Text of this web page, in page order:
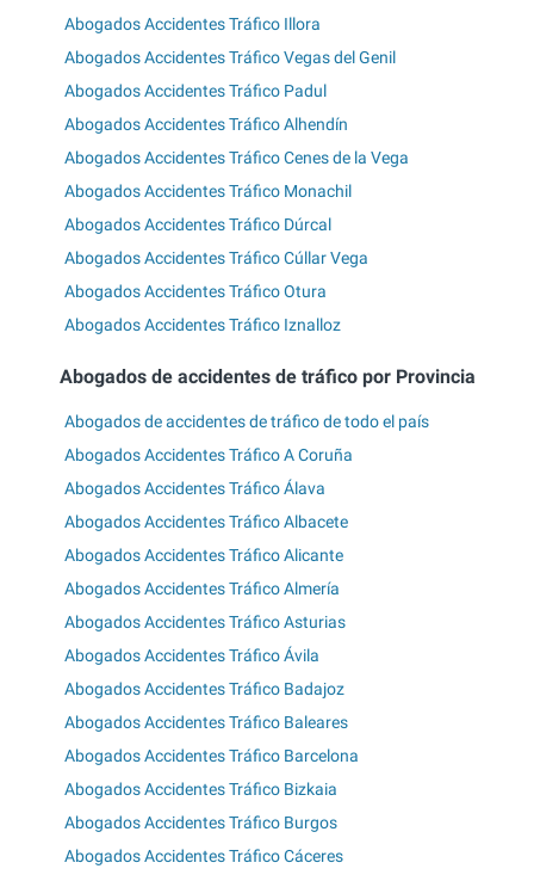
Abogados Accidentes Tráfico Illora
Abogados Accidentes Tráfico Vegas del Genil
Abogados Accidentes Tráfico Padul
Abogados Accidentes Tráfico Alhendín
Abogados Accidentes Tráfico Cenes de la Vega
Abogados Accidentes Tráfico Monachil
Abogados Accidentes Tráfico Dúrcal
Abogados Accidentes Tráfico Cúllar Vega
Abogados Accidentes Tráfico Otura
Abogados Accidentes Tráfico Iznalloz
Abogados de accidentes de tráfico por Provincia
Abogados de accidentes de tráfico de todo el país
Abogados Accidentes Tráfico A Coruña
Abogados Accidentes Tráfico Álava
Abogados Accidentes Tráfico Albacete
Abogados Accidentes Tráfico Alicante
Abogados Accidentes Tráfico Almería
Abogados Accidentes Tráfico Asturias
Abogados Accidentes Tráfico Ávila
Abogados Accidentes Tráfico Badajoz
Abogados Accidentes Tráfico Baleares
Abogados Accidentes Tráfico Barcelona
Abogados Accidentes Tráfico Bizkaia
Abogados Accidentes Tráfico Burgos
Abogados Accidentes Tráfico Cáceres